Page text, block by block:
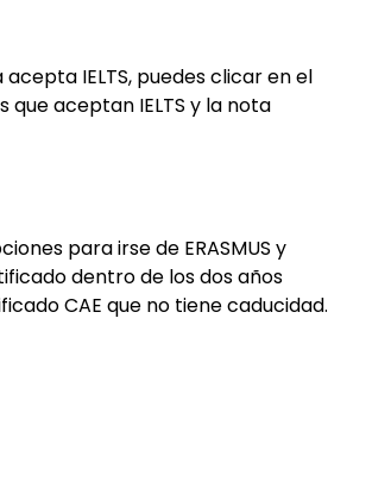
IELTS, puedes clicar en el
que aceptan IELTS y la nota
para irse de ERASMUS y
dentro de los dos años
CAE que no tiene caducidad.